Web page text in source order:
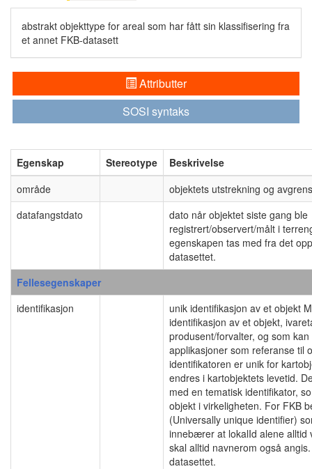
abstrakt objekttype for areal som har fått sin klassifisering fra
et annet FKB-datasett
Attributter
SOSI syntaks
Egenskap Stereotype
Beskrivelse
område
objektets utstrekning og
datafangstdato
dato når objektet siste gang ble
registrert/observert/målt i
egenskapen tas med fra det
datasettet.
Fellesegenskaper
identifikasjon
unik identifikasjon av et objekt
identifikasjon av et objekt,
produsent/forvalter, og som
applikasjoner som referanse til
identifikatoren er unik for
endres i kartobjektets levetid.
med en tematisk identifikator,
objekt i virkeligheten. For FKB
(Universally unique identifier)
innebærer at lokalId alene alltid
skal alltid navnerom også
datasettet.